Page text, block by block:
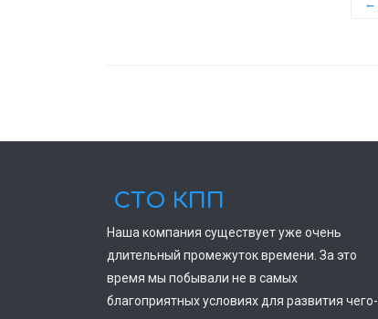
←
СТО КПП
Наша компания существует уже очень
длительный промежуток времени. За это
время мы побывали не в самых
благоприятных условиях для развития чего-